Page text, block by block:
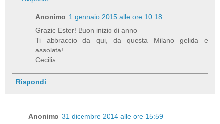
Anonimo 1 gennaio 2015 alle ore 10:18
Grazie Ester! Buon inizio di anno!
Ti abbraccio da qui, da questa Milano gelida e
assolata!
Cecilia
Rispondi
Anonimo 31 dicembre 2014 alle ore 15:59